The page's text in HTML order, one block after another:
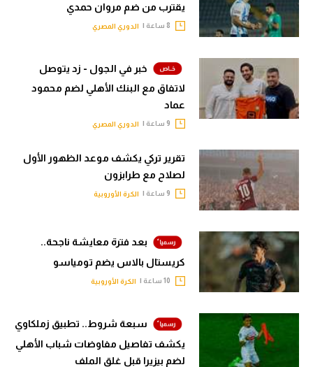
يقترب من ضم مروان حمدي
الدوري المصري
خبر في الجول - زد يتوصل
لاتفاق مع البنك الأهلي لضم محمود
عماد
الدوري المصري
تقرير تركي يكشف موعد الظهور الأول
لصلاح مع طرابزون
الكرة الأوروبية
بعد فترة معايشة ناجحة..
كريستال بالاس يضم تومياسو
الكرة الأوروبية
سبعة شروط.. تطبيق زملكاوي
يكشف تفاصيل مفاوضات شباب الأهلي
لضم بيزيرا قبل غلق الملف